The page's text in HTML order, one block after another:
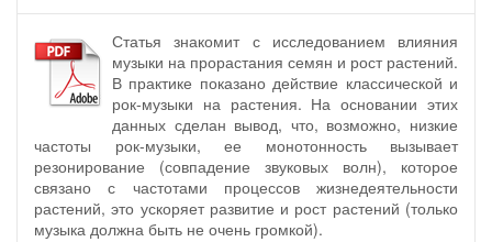
Статья знакомит с исследованием влияния
музыки на прорастания семян и рост растений.
В практике показано действие классической и
рок-музыки на растения. На основании этих
данных сделан вывод, что, возможно, низкие
частоты рок-музыки, ее монотонность вызывает
резонирование (совпадение звуковых волн), которое
связано с частотами процессов жизнедеятельности
растений, это ускоряет развитие и рост растений (только
музыка должна быть не очень громкой).